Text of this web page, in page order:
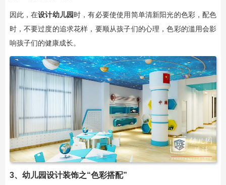
因此，在设计幼儿园时，有必要使使用简单清新阳光的色彩，配色
时，不要过度的追求花样，要顺从孩子们的心理，色彩的滥用会影
响孩子们的健康成长。
3、幼儿园设计装饰之“色彩搭配”